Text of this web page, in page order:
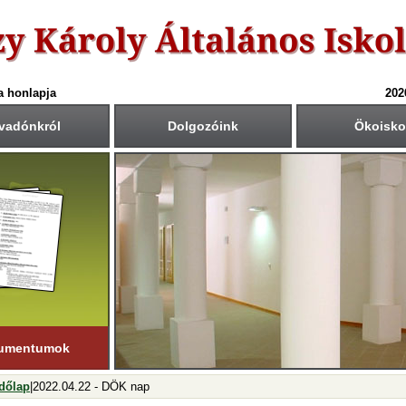
honlapja
Dolgozóink
nap:
1. (hétfő)
tanítási nap:
19. (péntek)
napok száma:
nap
félév
23-igtart.
Csengetési rend
1.: 7 - 840
2.: 9 45
4.: 10
5.: 11
6.: 12
7.: 13
8.: 14 - 15
Közös fogadóórák
Krétában kiértesített
|2022.04.22 - DÖK nap